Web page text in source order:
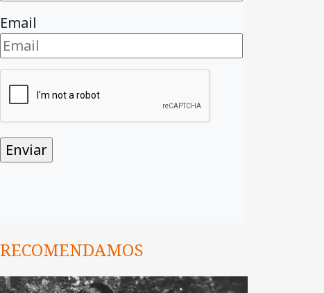
Email
RECOMENDAMOS